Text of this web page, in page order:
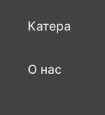
Катера
О нас